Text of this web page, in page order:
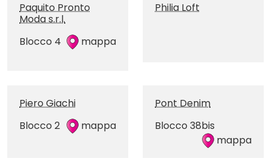
Paquito Pronto
Moda s.r.l.
Blocco 4
mappa
Philia Loft
Piero Giachi
Blocco 2
mappa
Pont Denim
Blocco 38bis
mappa